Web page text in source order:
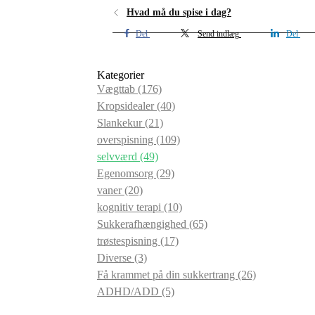
Hvad må du spise i dag?
Del Send indlæg Del
Kategorier
Vægttab (176)
Kropsidealer(40)
Slankekur(21)
overspisning (109)
selvværd (49)
Egenomsorg (29)
vaner(20)
kognitiv terapi (10)
Sukkerafhængighed (65)
trøstespisning (17)
Diverse (3)
Få krammet på din sukkertrang (26)
ADHD/ADD (5)